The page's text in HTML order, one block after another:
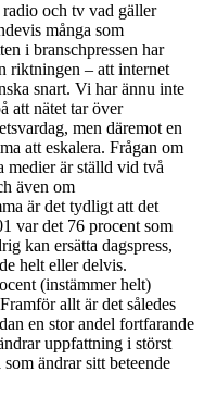
och tv vad gäller
många som
i branschpressen har
riktningen – att internet
snart. Vi har ännu inte
att nätet tar över
men däremot en
att eskalera. Frågan om
medier är ställd vid två
även om
är det tydligt att det
var det 76 procent som
kan ersätta dagspress,
helt eller delvis.
(instämmer helt)
allt är det således
en stor andel fortfarande
uppfattning i störst
ändrar sitt beteende